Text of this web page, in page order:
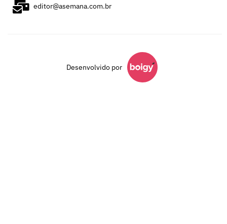
editor@asemana.com.br
Desenvolvido por